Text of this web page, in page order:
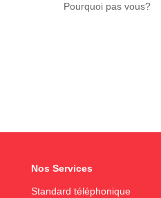
Pourquoi pas vous?
Nos Services
Standard téléphonique